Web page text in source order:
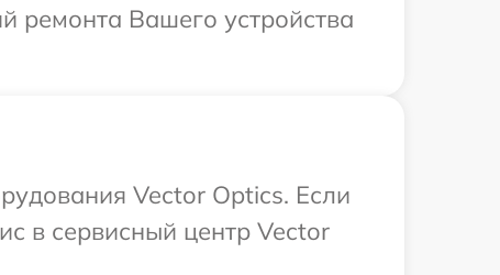
ремонта Вашего устройства
Vector Optics. Если
в сервисный центр Vector